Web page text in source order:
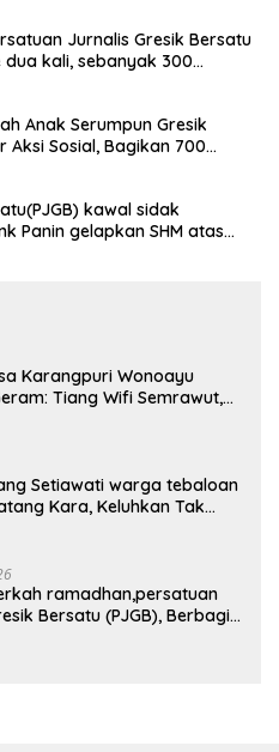
Jurnalis Gresik Bersatu
dua kali, sebanyak 300
Anak Serumpun Gresik
Aksi Sosial, Bagikan 700
kawal sidak
Panin gelapkan SHM atas
Karangpuri Wonoayu
Tiang Wifi Semrawut,
Setiawati warga tebaloan
Kara, Keluhkan Tak
ramadhan,persatuan
Bersatu (PJGB), Berbagi